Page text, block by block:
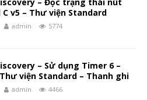
C v5 – Thư viện Standard
admin 5774
– Sử dụng Timer 6 –
Thư viện Standard – Thanh ghi
admin 4466